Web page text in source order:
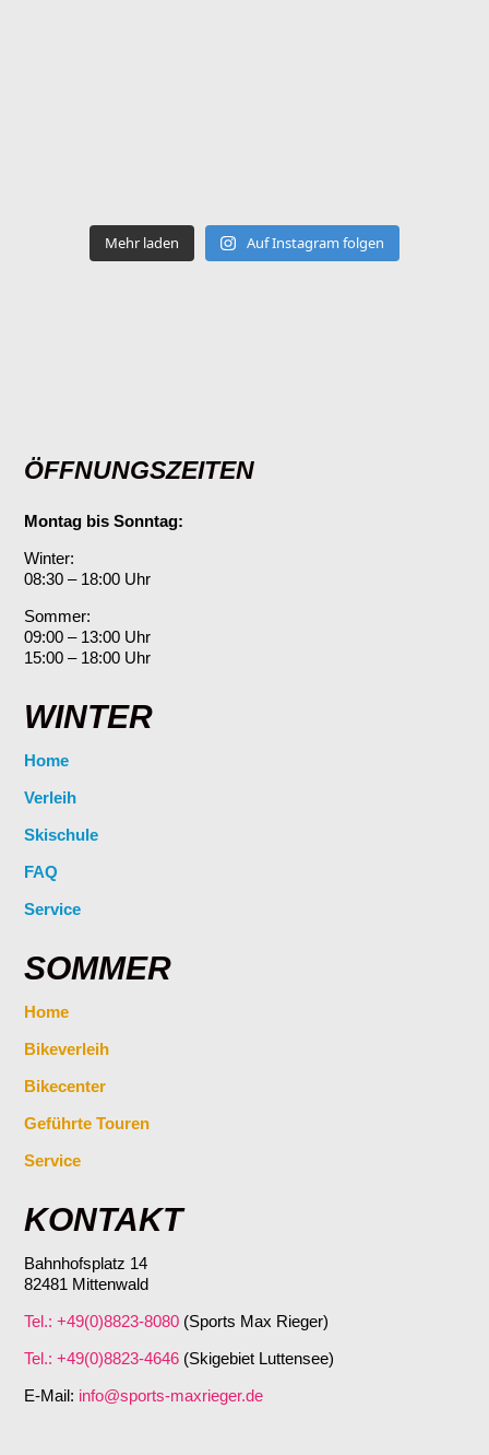
Mehr laden Auf Instagram folgen
ÖFFNUNGSZEITEN
Montag bis Sonntag:
Winter:
08:30 – 18:00 Uhr
Sommer:
09:00 – 13:00 Uhr
15:00 – 18:00 Uhr
WINTER
Home
Verleih
Skischule
FAQ
Service
SOMMER
Home
Bikeverleih
Bikecenter
Geführte Touren
Service
KONTAKT
Bahnhofsplatz 14
82481 Mittenwald
Tel.: +49(0)8823-8080 (Sports Max Rieger)
Tel.: +49(0)8823-4646 (Skigebiet Luttensee)
E-Mail: info@sports-maxrieger.de